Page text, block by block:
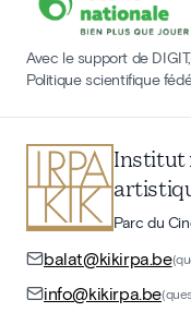
Avec le support de
Politique scientifique
Institut
Parc du
balat@kikirpa.be
info@kikirpa.be